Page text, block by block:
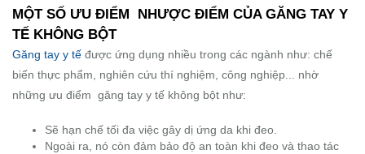
MỘT SỐ ƯU ĐIỂM NHƯỢC ĐIỂM CỦA GĂNG TAY Y
TẾ KHÔNG BỘT
Găng tay y tế được ứng dụng nhiều trong các ngành như: chế
biến thực phẩm, nghiên cứu thí nghiệm, công nghiệp... nhờ
những ưu điểm găng tay y tế không bột như:
Sẽ hạn chế tối đa việc gây dị ứng da khi đeo.
Ngoài ra, nó còn đảm bảo độ an toàn khi đeo và thao tác